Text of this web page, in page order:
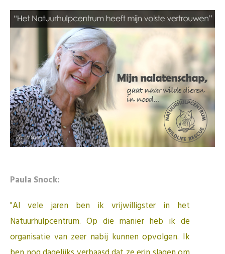
Paula Snock:
"Al vele jaren ben ik vrijwilligster in het
Natuurhulpcentrum. Op die manier heb ik de
organisatie van zeer nabij kunnen opvolgen. Ik